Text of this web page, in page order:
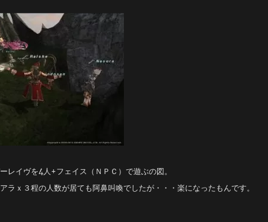
レイヴを4人+フェイス（ＮＰＣ）で遊ぶの図。
ラｘ３程の人数が居ても阿鼻叫喚でしたが・・・楽になったもんです。